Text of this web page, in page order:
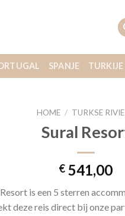
SPANJE TURKIJE
HOME / TURKSE
Sural
€ 541,00
is een 5 sterren
deze reis direct bij onze